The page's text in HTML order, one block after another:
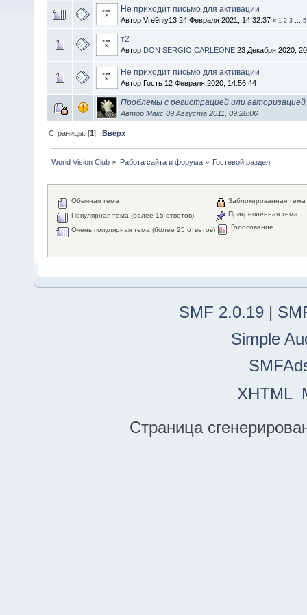
Не приходит письмо для активации
Автор Vre9niy13 24 Февраля 2021, 14:32:37 « 1 2 3 5
т2
Автор DON SERGIO CARLEONE 23 Декабря 2020,
Не приходит письмо для активации
Автор Гость 12 Февраля 2020, 14:56:44
Проблемы с регистрацией или
Автор Макс 09 Августа 2011, 09:28:06
Страницы: [1]Вверх
World Vision Club » Работа сайта и форума» Гостевой раздел
Обычная тема
Популярная тема (более 15 ответов)
Очень популярная тема (более 25 ответов)
Заблокированная тема
Прикрепленная тема
Голосование
SMF 2.0.19 |
Simple
XHTML
Страница